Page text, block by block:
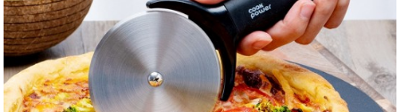
分隔便當盒 金鑽不沾鍋 氣炸烤箱